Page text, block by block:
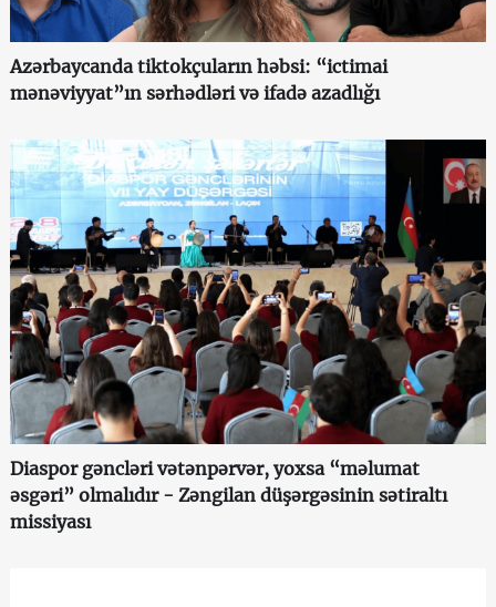
Azərbaycanda tiktokçuların həbsi: “ictimai
mənəviyyat”ın sərhədləri və ifadə azadlığı
Diaspor gəncləri vətənpərvər, yoxsa “məlumat
əsgəri” olmalıdır - Zəngilan düşərgəsinin sətiraltı
missiyası